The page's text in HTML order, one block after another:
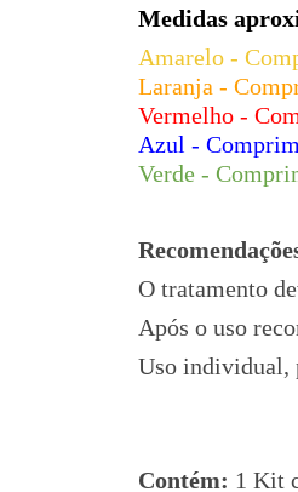
Medidas
Amarelo -
Laranja -
Vermelho -
Azul -
Verde -
O tratamento
Após o uso
Uso individual,
Contém: 1 Kit